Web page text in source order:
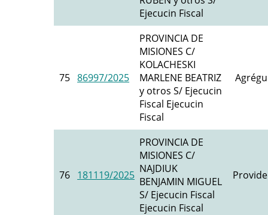
Ejecucin Fiscal
75 86997/2025
PROVINCIA DE
MISIONES C/
KOLACHESKI
MARLENE BEATRIZ
y otros S/ Ejecucin
Fiscal Ejecucin
Fiscal
76 181119/2025
PROVINCIA DE
MISIONES C/
NAJDIUK
BENJAMIN MIGUEL
S/ Ejecucin Fiscal
Ejecucin Fiscal